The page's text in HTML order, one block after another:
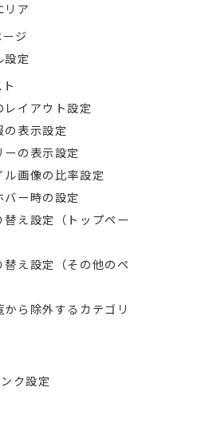
ア
ジ
定
イアウト設定
表示設定
の表示設定
画像の比率設定
ー時の設定
え設定（トップペー
え設定（その他のペ
ら除外するカテゴリ
ク設定